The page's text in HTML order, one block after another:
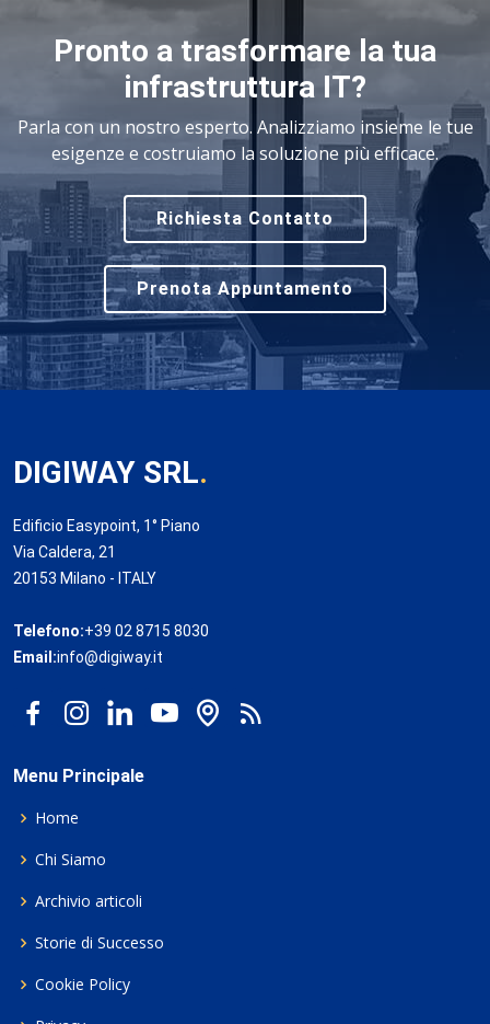
Pronto a trasformare la tua
infrastruttura IT?
Parla con un nostro esperto. Analizziamo insieme le tue
esigenze e costruiamo la soluzione più efficace.
Richiesta Contatto
Prenota Appuntamento
DIGIWAY SRL.
Edificio Easypoint, 1° Piano
Via Caldera, 21
20153 Milano - ITALY
Telefono:+39 02 8715 8030
Email:info@digiway.it
Menu Principale
Home
Chi Siamo
Archivio articoli
Storie di Successo
Cookie Policy